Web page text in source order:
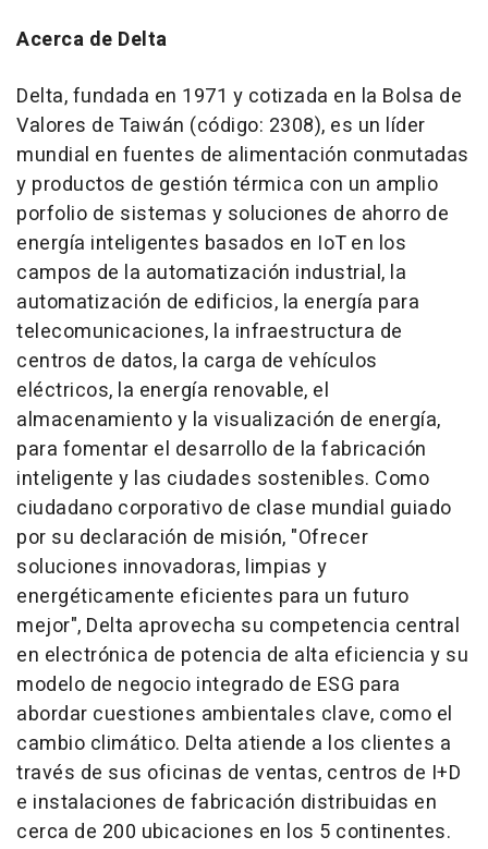
Acerca de Delta
Delta, fundada en 1971 y cotizada en la Bolsa de
Valores de Taiwán (código: 2308), es un líder
mundial en fuentes de alimentación conmutadas
y productos de gestión térmica con un amplio
porfolio de sistemas y soluciones de ahorro de
energía inteligentes basados en IoT en los
campos de la automatización industrial, la
automatización de edificios, la energía para
telecomunicaciones, la infraestructura de
centros de datos, la carga de vehículos
eléctricos, la energía renovable, el
almacenamiento y la visualización de energía,
para fomentar el desarrollo de la fabricación
inteligente y las ciudades sostenibles. Como
ciudadano corporativo de clase mundial guiado
por su declaración de misión, "Ofrecer
soluciones innovadoras, limpias y
energéticamente eficientes para un futuro
mejor", Delta aprovecha su competencia central
en electrónica de potencia de alta eficiencia y su
modelo de negocio integrado de ESG para
abordar cuestiones ambientales clave, como el
cambio climático. Delta atiende a los clientes a
través de sus oficinas de ventas, centros de I+D
e instalaciones de fabricación distribuidas en
cerca de 200 ubicaciones en los 5 continentes.